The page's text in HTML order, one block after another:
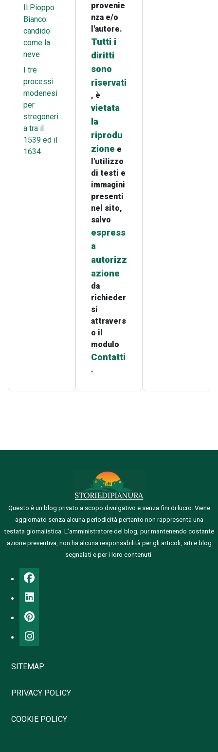
Il Pioppo
Bianco:
candido
come la
neve
I tre
processi
modenesi
per
stregoneri
a tra il
1539 ed il
1634
provenie
nza e/o
l'autore.
Tutti i
diritti
sono
riservati
, è
vietata
la
riprodu
zione e
l'utilizzo
di testi e
immagini
presenti
nel sito,
salvo
espress
a
autorizz
azione
da
richieder
si
attravers
o il
modulo
Contatti
.
Questo è un blog privato a scopo divulgativo e senza fini di lucro. Viene
aggiornato senza alcuna periodicità pertanto non rappresenta una
testata giornalistica. L’amministratore del blog, pur mantenendo costante
azione preventiva, non ha alcuna responsabilità per gli articoli, siti e blog
segnalati e per i loro contenuti.
SITEMAP
PRIVACY POLICY
COOKIE POLICY